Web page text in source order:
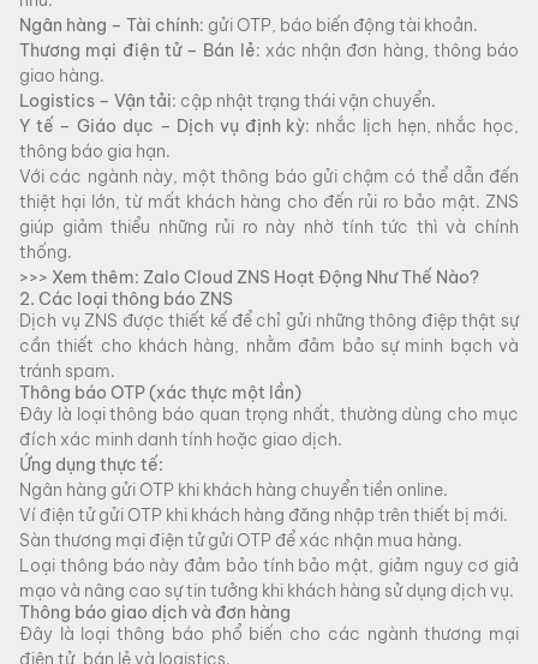
Ngân hàng – Tài chính: gửi OTP, báo biến động tài khoản.
Thương mại điện tử – Bán lẻ: xác nhận đơn hàng, thông báo
giao hàng.
Logistics – Vận tải: cập nhật trạng thái vận chuyển.
Y tế – Giáo dục – Dịch vụ định kỳ: nhắc lịch hẹn, nhắc học,
thông báo gia hạn.
Với các ngành này, một thông báo gửi chậm có thể dẫn đến
thiệt hại lớn, từ mất khách hàng cho đến rủi ro bảo mật. ZNS
giúp giảm thiểu những rủi ro này nhờ tính tức thì và chính
thống.
>>> Xem thêm: Zalo Cloud ZNS Hoạt Động Như Thế Nào?
2. Các loại thông báo ZNS
Dịch vụ ZNS được thiết kế để chỉ gửi những thông điệp thật sự
cần thiết cho khách hàng, nhằm đảm bảo sự minh bạch và
tránh spam.
Thông báo OTP (xác thực một lần)
Đây là loại thông báo quan trọng nhất, thường dùng cho mục
đích xác minh danh tính hoặc giao dịch.
Ứng dụng thực tế:
Ngân hàng gửi OTP khi khách hàng chuyển tiền online.
Ví điện tử gửi OTP khi khách hàng đăng nhập trên thiết bị mới.
Sàn thương mại điện tử gửi OTP để xác nhận mua hàng.
Loại thông báo này đảm bảo tính bảo mật, giảm nguy cơ giả
mạo và nâng cao sự tin tưởng khi khách hàng sử dụng dịch vụ.
Thông báo giao dịch và đơn hàng
Đây là loại thông báo phổ biến cho các ngành thương mại
điện tử, bán lẻ và logistics.